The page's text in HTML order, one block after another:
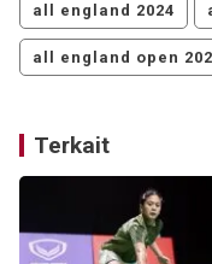
all england 2024
all england open
Terkait